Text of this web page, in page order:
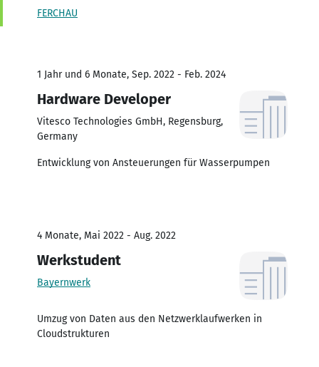
FERCHAU
1 Jahr und 6 Monate, Sep. 2022 - Feb. 2024
Hardware Developer
Vitesco Technologies GmbH, Regensburg,
Germany
Entwicklung von Ansteuerungen für Wasserpumpen
4 Monate, Mai 2022 - Aug. 2022
Werkstudent
Bayernwerk
Umzug von Daten aus den Netzwerklaufwerken in
Cloudstrukturen